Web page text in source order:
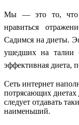
Мы — это то, что
нравиться
Садимся на диеты.
ушедших на талии
эффективная диета,
Сеть интернет
потрясающих
следует отдавать
наименьший.